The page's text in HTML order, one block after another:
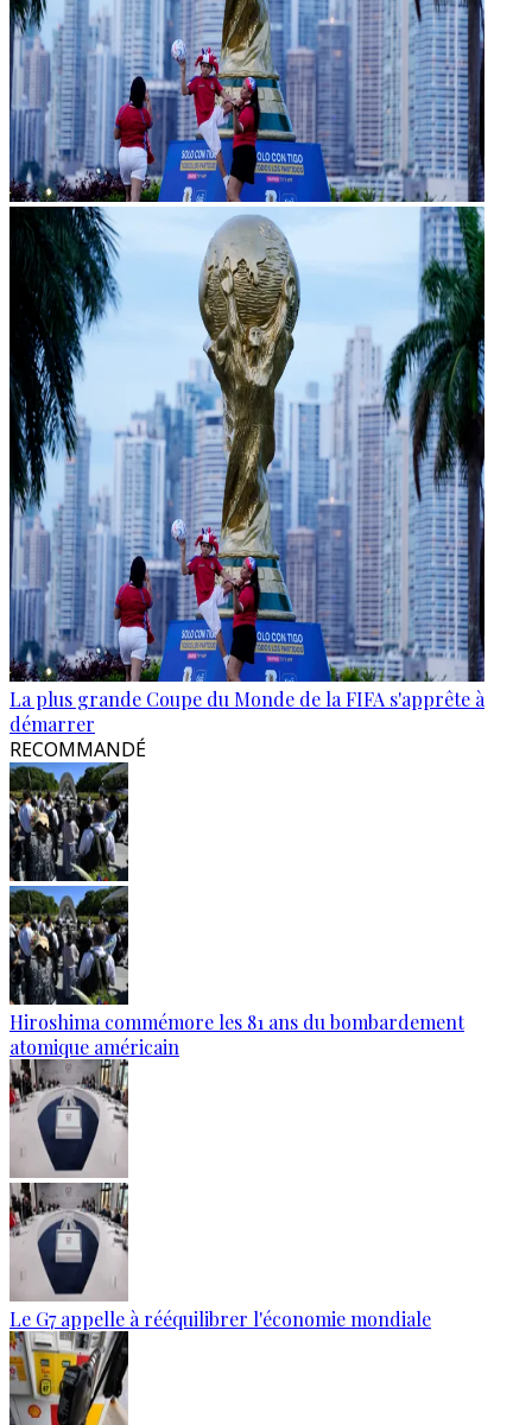
La plus grande Coupe du Monde de la FIFA s'apprête à
démarrer
RECOMMANDÉ
Hiroshima commémore les 81 ans du bombardement
atomique américain
Le G7 appelle à rééquilibrer l'économie mondiale